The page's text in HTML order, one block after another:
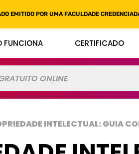
EMITIDO POR UMA FACULDADE
FUNCIONA CERTIFICADO
INTELECTUAL: GUIA